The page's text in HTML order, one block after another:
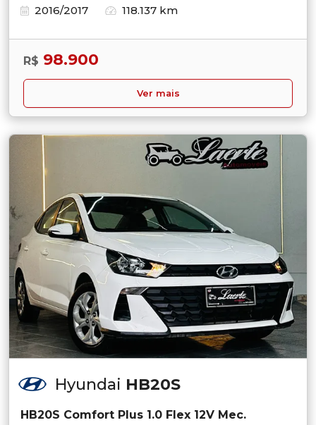
2016/2017
118.137 km
R$ 98.900
Ver mais
Hyundai HB20S
HB20S Comfort Plus 1.0 Flex 12V Mec.